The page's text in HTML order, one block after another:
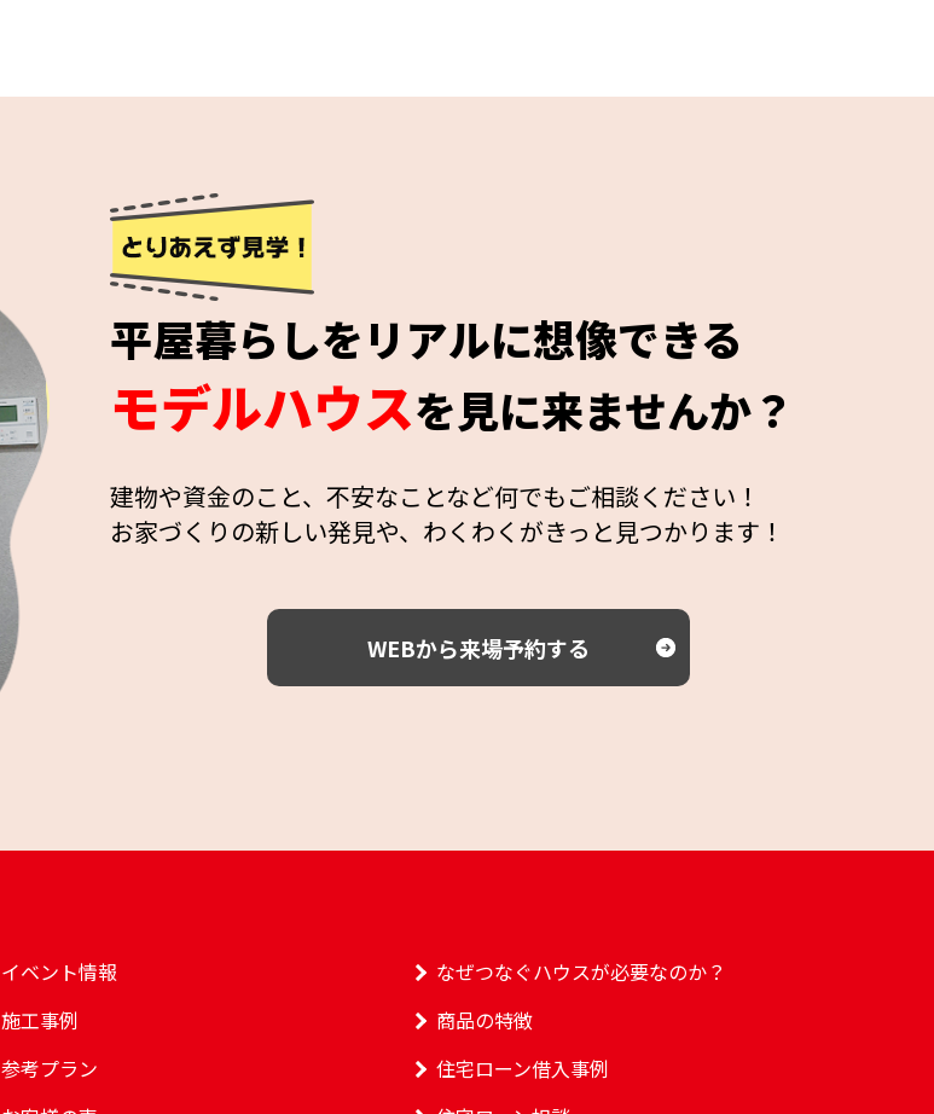
平屋暮らしをリアルに想像できる
モデルハウスを見に来ませんか？
建物や資金のこと、不安なことなど何でもご相談ください！
お家づくりの新しい発見や、わくわくがきっと見つかります！
WEBから来場予約する
イベント情報
施工事例
参考プラン
なぜつなぐハウスが必要なのか？
商品の特徴
住宅ローン借入事例